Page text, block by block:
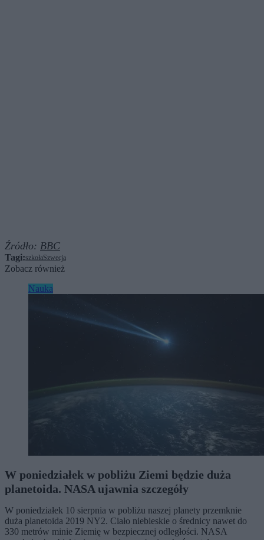
Źródło: BBC
Tagi:szkołaSzwecja
Zobacz również
Nauka
W poniedziałek w pobliżu Ziemi będzie duża
planetoida. NASA ujawnia szczegóły
W poniedziałek 10 sierpnia w pobliżu naszej planety przemknie
duża planetoida 2019 NY2. Ciało niebieskie o średnicy nawet do
330 metrów minie Ziemię w bezpiecznej odległości. NASA